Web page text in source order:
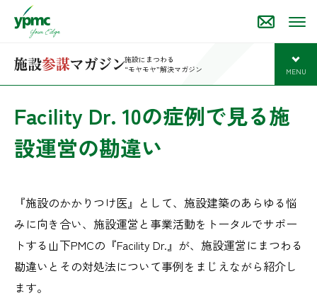
施設にまつわる
“モヤモヤ”解決マガジン
MENU
Facility Dr. 10の症例で見る施
設運営の勘違い
『施設のかかりつけ医』として、施設建築のあらゆる悩
みに向き合い、施設運営と事業活動をトータルでサポー
トする山下PMCの『Facility Dr.』が、施設運営にまつわる
勘違いとその対処法について事例をまじえながら紹介し
ます。